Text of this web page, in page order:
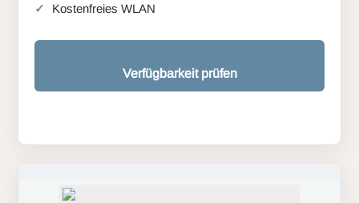
Kostenfreies WLAN
Verfügbarkeit prüfen